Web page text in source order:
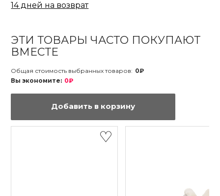
14 дней на возврат
ЭТИ ТОВАРЫ ЧАСТО ПОКУПАЮТ
ВМЕСТЕ
Общая стоимость выбранных товаров: 0₽
Вы экономите: 0₽
Добавить в корзину